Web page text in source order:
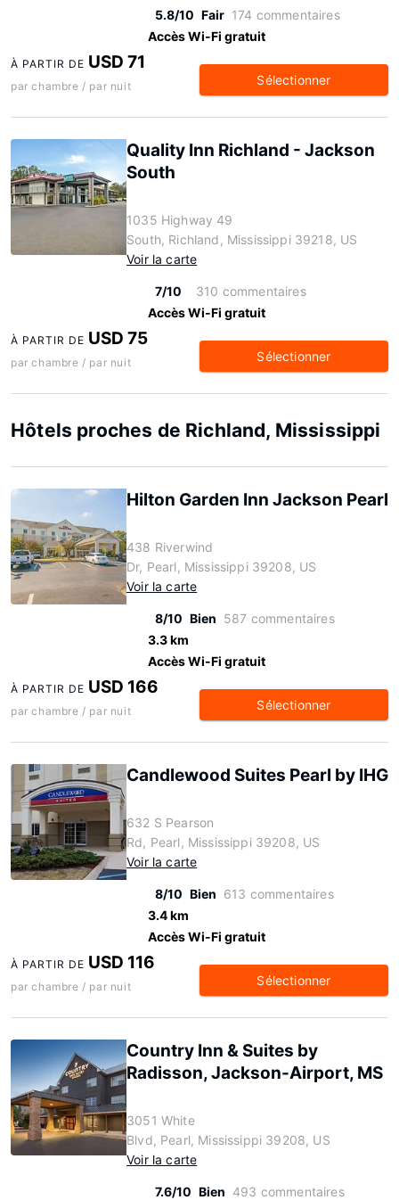
5.8/10 Fair 174 commentaires
Accès Wi-Fi gratuit
À PARTIR DE USD 71
par chambre / par nuit Sélectionner
Quality Inn Richland - Jackson
South
1035 Highway 49
South, Richland, Mississippi 39218, US
Voir la carte
7/10
310 commentaires
Accès Wi-Fi gratuit
À PARTIR DE USD 75
par chambre / par nuit Sélectionner
Hôtels proches de Richland, Mississippi
Hilton Garden Inn Jackson Pearl
438 Riverwind
Dr, Pearl, Mississippi 39208, US
Voir la carte
8/10 Bien 587 commentaires
3.3 km
Accès Wi-Fi gratuit
À PARTIR DE USD 166
par chambre / par nuit Sélectionner
Candlewood Suites Pearl by IHG
632 S Pearson
Rd, Pearl, Mississippi 39208, US
Voir la carte
8/10 Bien 613 commentaires
3.4 km
Accès Wi-Fi gratuit
À PARTIR DE USD 116
par chambre / par nuit Sélectionner
Country Inn & Suites by
Radisson, Jackson-Airport, MS
3051 White
Blvd, Pearl, Mississippi 39208, US
Voir la carte
7.6/10 Bien 493 commentaires